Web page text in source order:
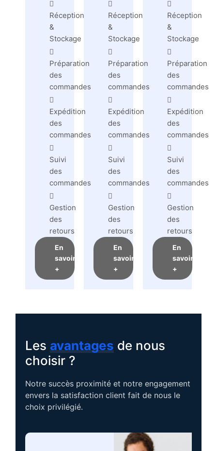
Réception
&
Stockage
Préparation
des
commandes
Expédition
des
commandes
Suivi
des
commandes
Gestion
des
retours
En
savoir
+
Réception
&
Stockage
Préparation
des
commandes
Expédition
des
commandes
Suivi
des
commandes
Gestion
des
retours
En
savoir
+
Réception
&
Stockage
Préparation
des
commandes
Expédition
des
commandes
Suivi
des
commandes
Gestion
des
retours
En
savoir
+
Les avantages de nous
choisir ?
Notre succès proximité et notre engagement
envers la satisfaction client fait de nous le
choix privilégié.